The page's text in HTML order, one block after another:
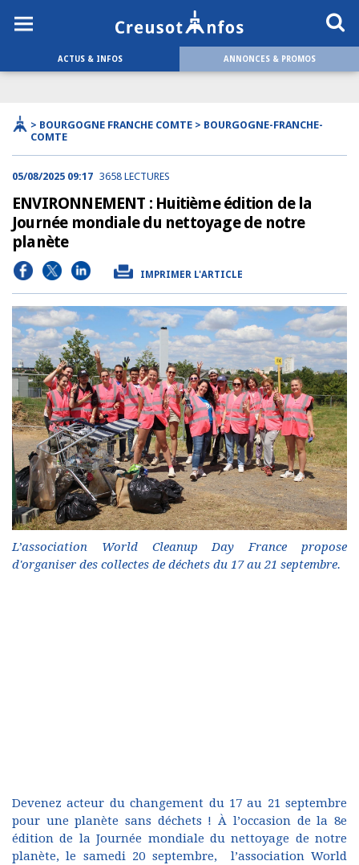
ACTUS & INFOS ANNONCES & PROMOS
> BOURGOGNE FRANCHE COMTE > BOURGOGNE-FRANCHE-
COMTE
05/08/2025 09:17 3658 LECTURES
ENVIRONNEMENT : Huitième édition de la
Journée mondiale du nettoyage de notre
planète
IMPRIMER L'ARTICLE
L’association World Cleanup Day France propose
d'organiser des collectes de déchets du 17 au 21 septembre.
Devenez acteur du changement du 17 au 21 septembre
pour une planète sans déchets ! À l’occasion de la 8e
édition de la Journée mondiale du nettoyage de notre
planète, le samedi 20 septembre, l’association World